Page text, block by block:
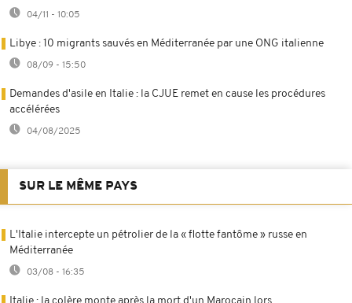
04/11 - 10:05
Libye : 10 migrants sauvés en Méditerranée par une ONG italienne
08/09 - 15:50
Demandes d'asile en Italie : la CJUE remet en cause les procédures
accélérées
04/08/2025
SUR LE MÊME PAYS
L'Italie intercepte un pétrolier de la « flotte fantôme » russe en
Méditerranée
03/08 - 16:35